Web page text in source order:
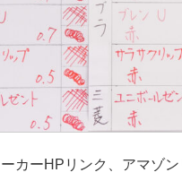
カーHPリンク、アマゾ